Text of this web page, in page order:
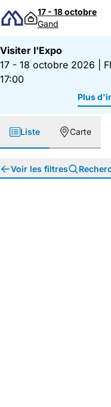
Passer au contenu
17 - 18 octobre
Gand
Visiter l'Expo
17 - 18 octobre 2026
17:00
Plus
Liste Carte
Voir les filtres